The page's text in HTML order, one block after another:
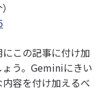
この記事に付け加
う。Geminiにきい
容を付け加えるべ